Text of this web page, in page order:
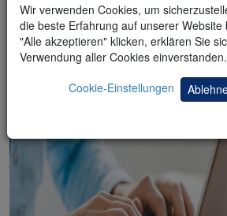
Wir verwenden Cookies, um
die beste Erfahrung auf unserer Website
"Alle akzeptieren" klicken, erklären Sie
Verwendung aller Cookies einverstanden.
Cookie-Einstellungen